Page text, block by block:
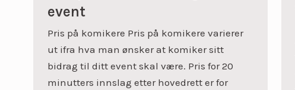
event
Pris på komikere Pris på komikere varierer
ut ifra hva man ønsker at komiker sitt
bidrag til ditt event skal være. Pris for 20
minutters innslag etter hovedrett er for